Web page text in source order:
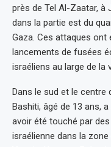
près de Tel Al-Zaatar, à
dans la partie est du
Gaza. Ces attaques
lancements de fusées
israéliens au large de la
Dans le sud et le centre
Bashiti, âgé de 13 ans,
avoir été touché par
israélienne dans la